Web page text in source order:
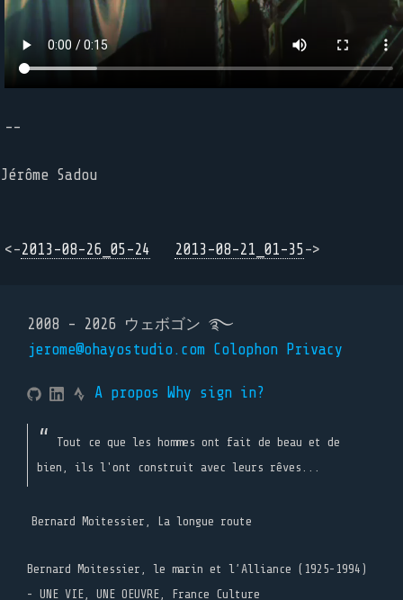
--
Jérôme Sadou
<-2013-08-26_05-24 2013-08-21_01-35->
2008 - 2026 ウェボゴン ࿐
jerome@ohayostudio.com Colophon Privacy
A propos Why sign in?
Tout ce que les hommes ont fait de beau et de
bien, ils l'ont construit avec leurs rêves...
Bernard Moitessier, La longue route
Bernard Moitessier, le marin et l’Alliance (1925-1994)
- UNE VIE, UNE OEUVRE, France Culture